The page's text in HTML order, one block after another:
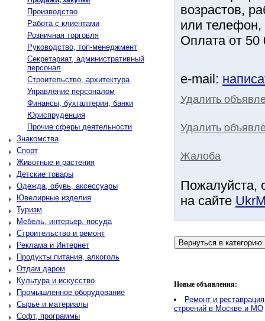
Производство
Работа с клиентами
Розничная торговля
Руководство, топ-менеджмент
Секретариат, административный
персонал
Строительство, архитектура
Управление персоналом
Финансы, бухгалтерия, банки
Юриспруденция
Прочие сферы деятельности
Знакомства
Спорт
Животные и растения
Детские товары
Одежда, обувь, аксессуары
Ювелирные изделия
Туризм
Мебель, интерьер, посуда
Строительство и ремонт
Реклама и Интернет
Продукты питания, алкоголь
Отдам даром
Культура и искусство
Промышленное оборудование
Сырье и материалы
Софт, программы
возрастов,
или телефон,
Оплата от 50
e-mail:
Удалить
Удалить
Жалоба
Пожалуйста,
на сайте
Новые объявления:
Ремонт и
строений в Москве и МО